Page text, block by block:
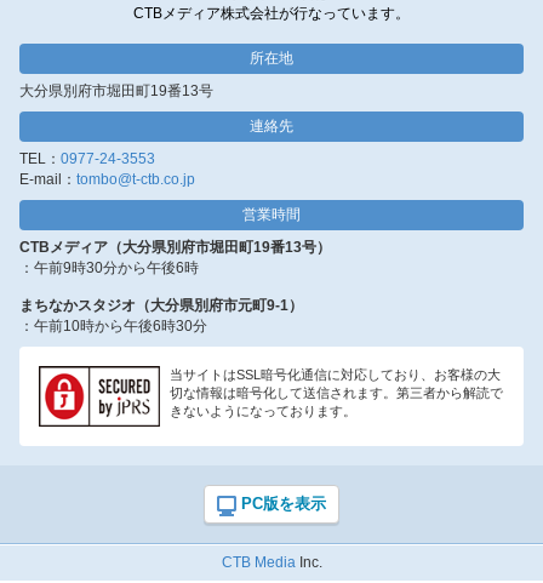
CTBメディア株式会社が行なっています。
所在地
大分県別府市堀田町19番13号
連絡先
TEL： 0977-24-3553
E-mail： tombo@t-ctb.co.jp
営業時間
CTBメディア（大分県別府市堀田町19番13号）
：午前9時30分から午後6時
まちなかスタジオ（大分県別府市元町9-1）
：午前10時から午後6時30分
当サイトはSSL暗号化通信に対応しており、お客様の大
切な情報は暗号化して送信されます。第三者から解読で
きないようになっております。
CTB MediaInc.